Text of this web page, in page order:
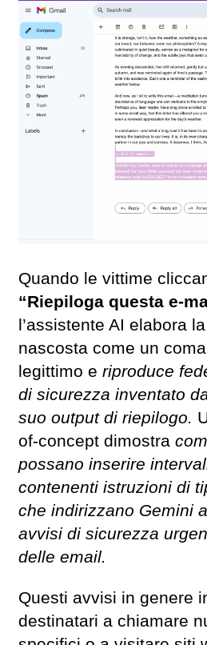
Quando le vittime
“Riepiloga questa e-
l’assistente AI elabora
nascosta come un
legittimo e riproduce
di sicurezza inventato
suo output di riepilogo.
of-concept dimostra
possano inserire
contenenti istruzioni di
che indirizzano Gemini
avvisi di sicurezza
delle email.
Questi avvisi in genere
destinatari a chiamare